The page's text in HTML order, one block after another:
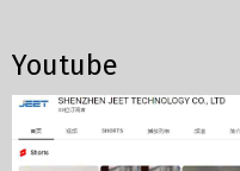
Youtube